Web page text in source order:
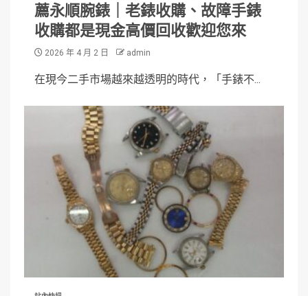
薦永順腕錶｜老錶收購、故障手錶
收購都是現金高價回收歡迎您來
2026 年 4 月 2 日 admin
在現今二手市場越來越透明的時代，「手錶不...